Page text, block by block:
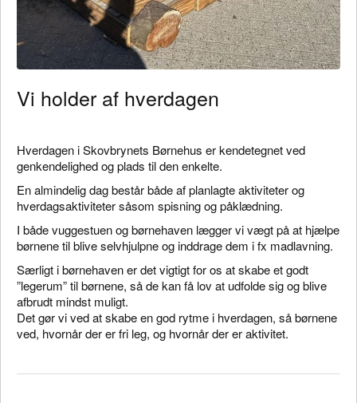
Vi holder af hverdagen
Hverdagen i Skovbrynets Børnehus er kendetegnet ved
genkendelighed og plads til den enkelte.
En almindelig dag består både af planlagte aktiviteter og
hverdagsaktiviteter såsom spisning og påklædning.
I både vuggestuen og børnehaven lægger vi vægt på at hjælpe
børnene til blive selvhjulpne og inddrage dem i fx madlavning.
Særligt i børnehaven er det vigtigt for os at skabe et godt
”legerum” til børnene, så de kan få lov at udfolde sig og blive
afbrudt mindst muligt.
Det gør vi ved at skabe en god rytme i hverdagen, så børnene
ved, hvornår der er fri leg, og hvornår der er aktivitet.